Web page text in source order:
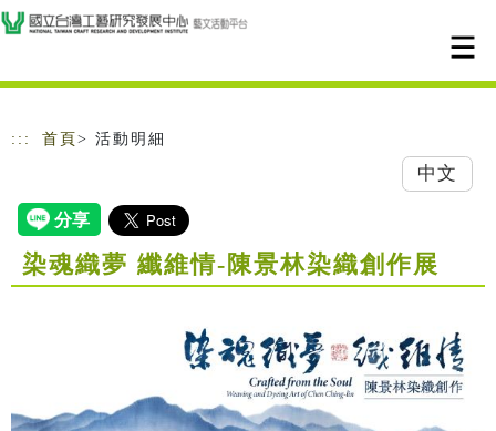
跳到主要內容
網站導覽
::: 首頁 > 活動明細
中文
染魂織夢 纖維情-陳景林染織創作展